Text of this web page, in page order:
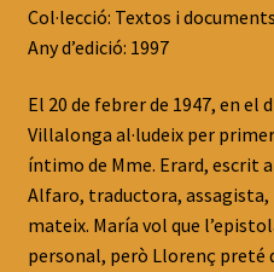
Col·lecció: Textos i
Any d’edició: 1997
El 20 de febrer de 1947, en el
Villalonga al·ludeix per
íntimo de Mme. Erard, escrit
Alfaro, traductora,
mateix. María vol que
personal, però Llorenç preté